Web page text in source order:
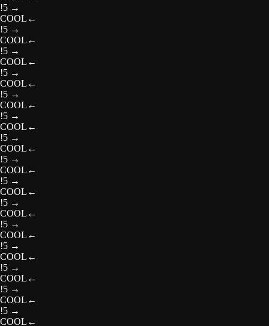
!5 →
COOL ←
!5 →
COOL ←
!5 →
COOL ←
!5 →
COOL ←
!5 →
COOL ←
!5 →
COOL ←
!5 →
COOL ←
!5 →
COOL ←
!5 →
COOL ←
!5 →
COOL ←
!5 →
COOL ←
!5 →
COOL ←
!5 →
COOL ←
!5 →
COOL ←
!5 →
COOL ←